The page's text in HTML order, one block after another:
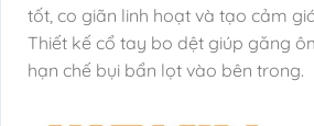
tốt, co giãn linh hoạt và tạo cảm
Thiết kế cổ tay bo dệt giúp găng
hạn chế bụi bẩn lọt vào bên trong.